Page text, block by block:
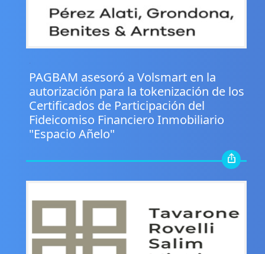
PAGBAM asesoró a Volsmart en la
autorización para la tokenización de los
Certificados de Participación del
Fideicomiso Financiero Inmobiliario
"Espacio Añelo"